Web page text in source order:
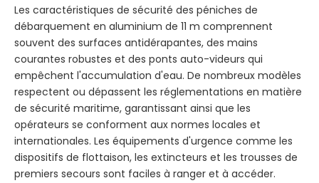
Les caractéristiques de sécurité des péniches de
débarquement en aluminium de 11 m comprennent
souvent des surfaces antidérapantes, des mains
courantes robustes et des ponts auto-videurs qui
empêchent l'accumulation d'eau. De nombreux modèles
respectent ou dépassent les réglementations en matière
de sécurité maritime, garantissant ainsi que les
opérateurs se conforment aux normes locales et
internationales. Les équipements d'urgence comme les
dispositifs de flottaison, les extincteurs et les trousses de
premiers secours sont faciles à ranger et à accéder.